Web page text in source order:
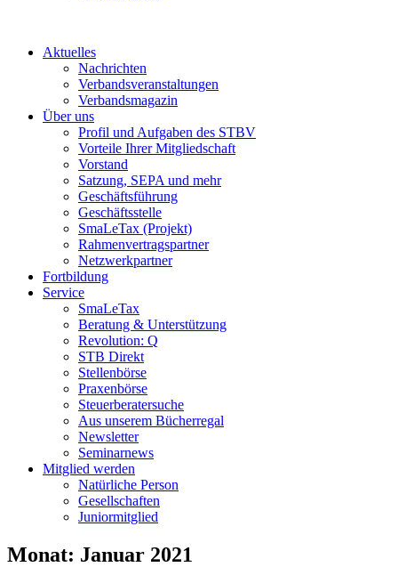
Aktuelles
Nachrichten
Verbandsveranstaltungen
Verbandsmagazin
Über uns
Profil und Aufgaben des STBV
Vorteile Ihrer Mitgliedschaft
Vorstand
Satzung, SEPA und mehr
Geschäftsführung
Geschäftsstelle
SmaLeTax (Projekt)
Rahmenvertragspartner
Netzwerkpartner
Fortbildung
Service
SmaLeTax
Beratung & Unterstützung
Revolution: Q
STB Direkt
Stellenbörse
Praxenbörse
Steuerberatersuche
Aus unserem Bücherregal
Newsletter
Seminarnews
Mitglied werden
Natürliche Person
Gesellschaften
Juniormitglied
Monat: Januar 2021